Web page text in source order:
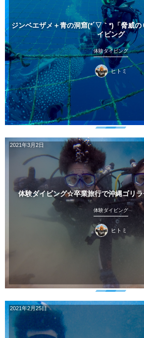
ジンベエザメ＋青の洞窟(*´▽｀*)「脅威の
イビング
体験ダイビング
ヒトミ
体験ダイビング☆卒業旅行で沖縄ゴリ
2021年3月2日
体験ダイビング
ヒトミ
2021年2月25日